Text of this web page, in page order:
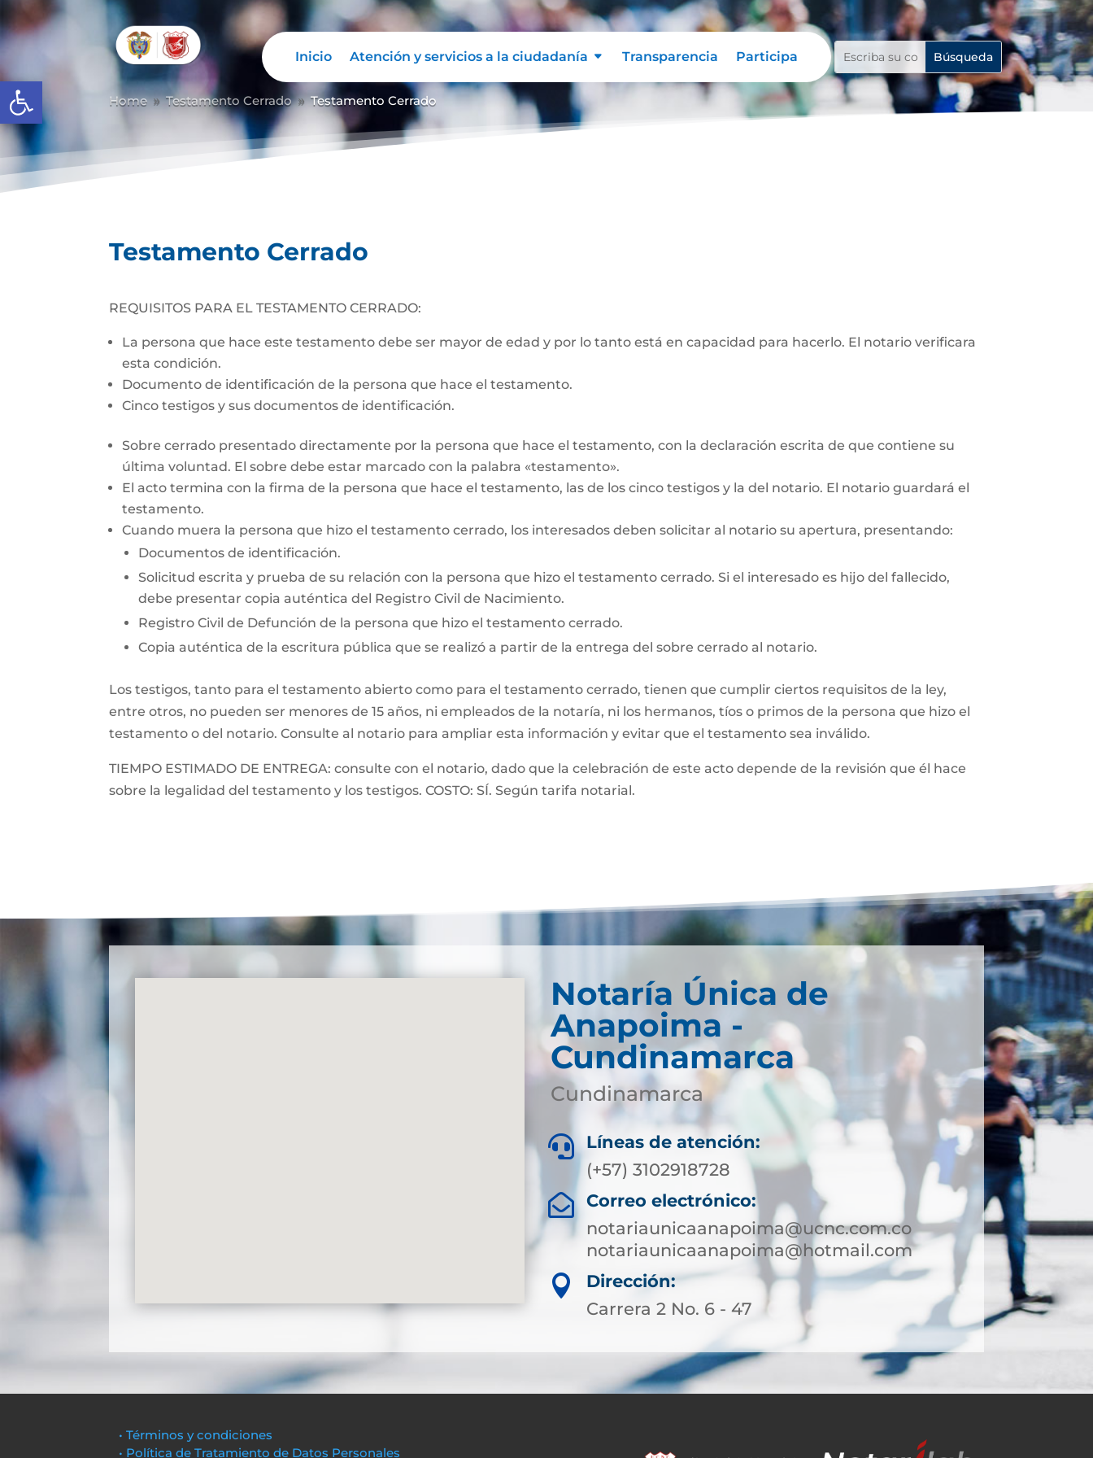
Abrir barra de herramientas
Inicio Atención y servicios a la ciudadanía Transparencia Participa
Home 9 Testamento Cerrado 9 Testamento Cerrado
Testamento Cerrado
REQUISITOS PARA EL TESTAMENTO CERRADO:
La persona que hace este testamento debe ser mayor de edad y por lo tanto está en capacidad para hacerlo. El notario verificara
esta condición.
Documento de identificación de la persona que hace el testamento.
Cinco testigos y sus documentos de identificación.
Sobre cerrado presentado directamente por la persona que hace el testamento, con la declaración escrita de que contiene su
última voluntad. El sobre debe estar marcado con la palabra «testamento».
El acto termina con la firma de la persona que hace el testamento, las de los cinco testigos y la del notario. El notario guardará el
testamento.
Cuando muera la persona que hizo el testamento cerrado, los interesados deben solicitar al notario su apertura, presentando:
Documentos de identificación.
Solicitud escrita y prueba de su relación con la persona que hizo el testamento cerrado. Si el interesado es hijo del fallecido,
debe presentar copia auténtica del Registro Civil de Nacimiento.
Registro Civil de Defunción de la persona que hizo el testamento cerrado.
Copia auténtica de la escritura pública que se realizó a partir de la entrega del sobre cerrado al notario.
Los testigos, tanto para el testamento abierto como para el testamento cerrado, tienen que cumplir ciertos requisitos de la ley,
entre otros, no pueden ser menores de 15 años, ni empleados de la notaría, ni los hermanos, tíos o primos de la persona que hizo el
testamento o del notario. Consulte al notario para ampliar esta información y evitar que el testamento sea inválido.
TIEMPO ESTIMADO DE ENTREGA: consulte con el notario, dado que la celebración de este acto depende de la revisión que él hace
sobre la legalidad del testamento y los testigos. COSTO: SÍ. Según tarifa notarial.
Notaría Única de
Anapoima -
Cundinamarca
Cundinamarca

Líneas de atención:
(+57) 3102918728

Correo electrónico:
notariaunicaanapoima@ucnc.com.co
notariaunicaanapoima@hotmail.com

Dirección:
Carrera 2 No. 6 - 47
• Términos y condiciones
• Política de Tratamiento de Datos Personales